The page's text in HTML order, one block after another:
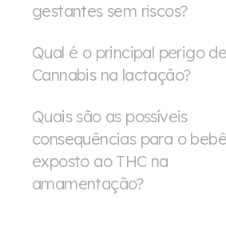
gestantes sem riscos?
Qual é o principal perigo
Cannabis na lactação?
Quais são as possíveis
consequências para o bebê
exposto ao THC na
amamentação?